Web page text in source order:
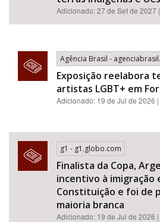
Área Protegida
Adicionado: 27 de Set de 2027
Agência Brasil -
Exposição reelabora
artistas LGBT+ em
Adicionado: 19 de Jul de 2026
g1 - g1.globo.com
Finalista da Copa,
incentivo à imigração
Constituição e foi de
maioria branca
Adicionado: 19 de Jul de 2026